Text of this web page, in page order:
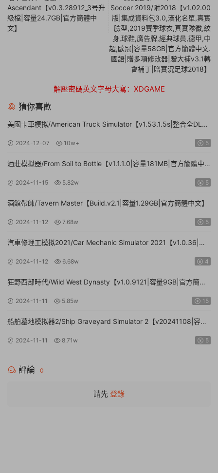
Ascendant【v0.3.28912_3号升
級檔|容量24.7GB|官方簡體中
文】
Soccer 2019/附2018【v1.02.00
版|集成資料包3.0,漢化名單,真實
臉型,2019賽季球衣,真實隊徽,紋
身,球鞋,廣告牌,經典球員,德甲,中
超,歐冠|容量58GB|官方簡體中文.
國語|贈多項修改器|贈大補v3.1轉
會補丁|贈實況足球2018】
解壓密碼英文字母大寫：XDGAME
猜你喜歡
美國卡車模拟/American Truck Simulator【v1.53.1.5s|整合全DLC|
2024-12-07 10w+ 5
酒莊模拟器/From Soil to Bottle【v1.1.1.0|容量181MB|官方簡體中
2024-11-15 5.82w 5
酒館帶師/Tavern Master【Build.v2.1|容量1.29GB|官方簡體中文】
2024-11-12 7.68w 5
汽車修理工模拟2021/Car Mechanic Simulator 2021【v1.0.36|集
2024-11-12 6.68w 4
狂野西部時代/Wild West Dynasty【v1.0.9121|容量9GB|官方簡體
2024-11-11 5.85w 15
船舶墓地模拟器2/Ship Graveyard Simulator 2【v20241108|容量
2024-11-11 8.71w 5
評論 0
請先 登錄